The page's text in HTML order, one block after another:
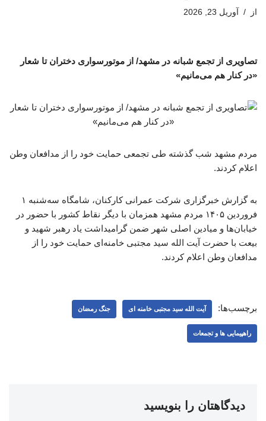
از آوریل 23, 2026
تصاویری از تجمع شبانه در مشهد/ از موتورسواری دختران تا شعار
«در کنار هم می‌مانیم»
مردم مشهد شب گذشته طی تجمعی حمایت خود را از مدافعان وطن
اعلام کردند.
به گزارش خبرگزاری شرکت عمرانی کارکنان، شامگاه سه‌شنبه ۱
فروردین ۱۴۰۵ مردم مشهد همزمان با دیگر نقاط کشور با حضور در
خیابان‌ها و میادین اصلی شهر ضمن گرامیداشت یاد رهبر شهید و
بیعت با حضرت آیت الله سید مجتبی خامنه‌ای حمایت خود را از
مدافعان وطن اعلام کردند.
برچسب‌ها: آیت الله سید مجتبی خامنه ای جنگ رمضان
راهپیمایی ها و تجمعات
دیدگاهتان را بنویسید